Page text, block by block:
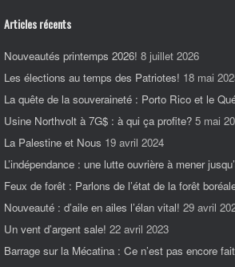
Articles récents
Nouveautés printemps 2026! 8 juillet 2026
Les élections au temps des Patriotes! 18 mai
La quête de la souveraineté : Porto Rico et le
Usine Northvolt à 7G$ : à qui ça profite? 5 mai
La Palestine et Nous 19 avril 2024
L’indépendance : une lutte ouvrière à mener
Feux de forêt : Parlons de l’état de la forêt
Nouveauté : d’aile en ailes l’élan vital! 29 avril
Un vent d’argent sale! 22 avril 2023
Barrage sur la Mécatina : Ce n’est pas encore